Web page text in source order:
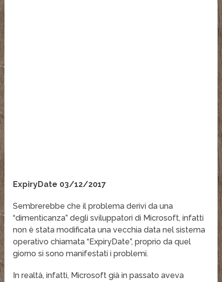
ExpiryDate 03/12/2017
Sembrerebbe che il problema derivi da una
“dimenticanza” degli sviluppatori di Microsoft, infatti
non è stata modificata una vecchia data nel sistema
operativo chiamata “ExpiryDate”, proprio da quel
giorno si sono manifestati i problemi.
In realtà, infatti, Microsoft già in passato aveva